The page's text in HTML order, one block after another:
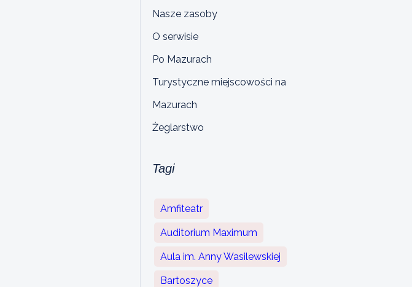
Nasze zasoby
O serwisie
Po Mazurach
Turystyczne miejscowości na
Mazurach
Żeglarstwo
Tagi
Amfiteatr
Auditorium Maximum
Aula im. Anny Wasilewskiej
Bartoszyce